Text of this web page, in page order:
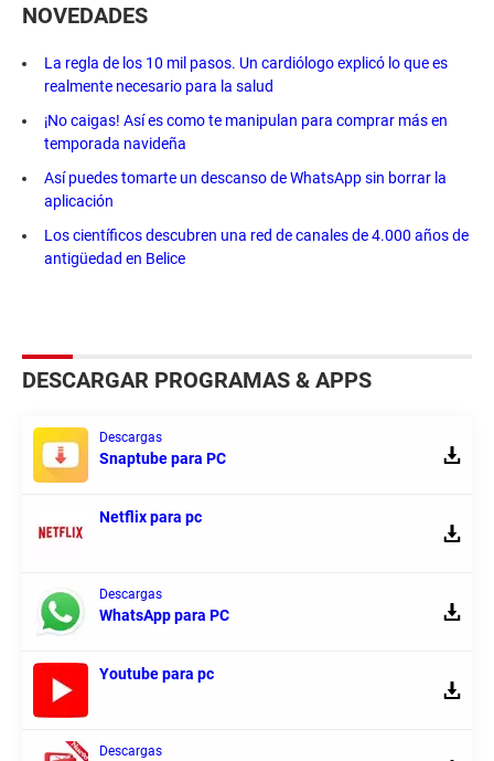
NOVEDADES
La regla de los 10 mil pasos. Un cardiólogo explicó lo que es
realmente necesario para la salud
¡No caigas! Así es como te manipulan para comprar más en
temporada navideña
Así puedes tomarte un descanso de WhatsApp sin borrar la
aplicación
Los científicos descubren una red de canales de 4.000 años de
antigüedad en Belice
DESCARGAR PROGRAMAS & APPS
Descargas
Snaptube para PC
Netflix para pc
Descargas
WhatsApp para PC
Youtube para pc
Descargas